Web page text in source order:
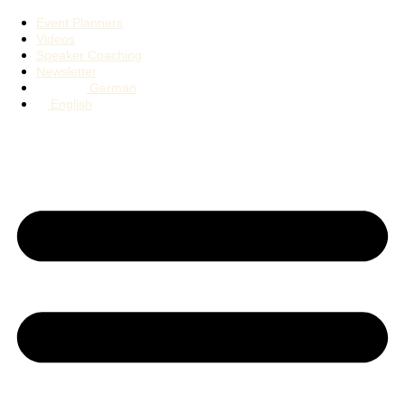
Event Planners
Videos
Speaker Coaching
Newsletter
German
English